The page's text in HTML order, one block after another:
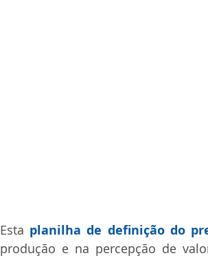
Esta planilha de definição do
produção e na percepção de